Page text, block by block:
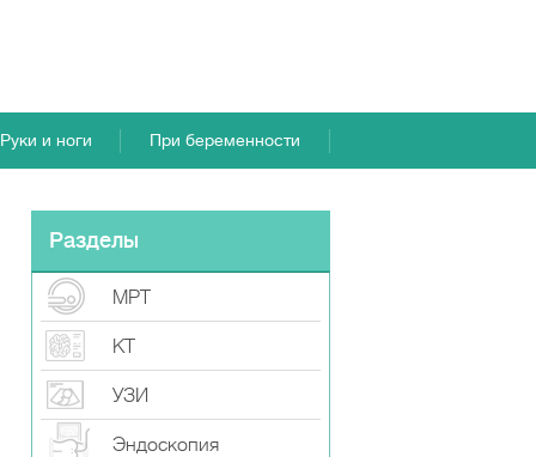
Руки и ноги При беременности
Разделы
МРТ
КТ
УЗИ
Эндоскопия